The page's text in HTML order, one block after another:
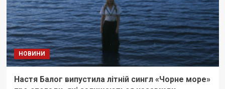
НОВИНИ
Настя Балог випустила літній сингл «Чорне море»